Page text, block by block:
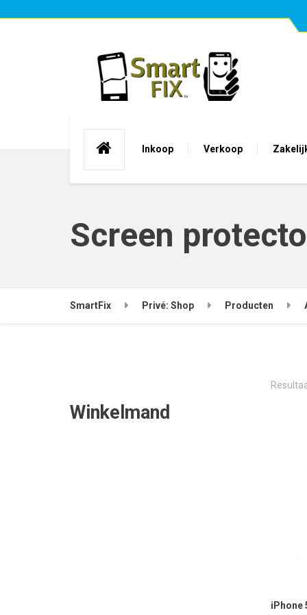
Inkoop Verkoop
Screen
SmartFix Privé: Shop Producten
iPhone
Winkelmand